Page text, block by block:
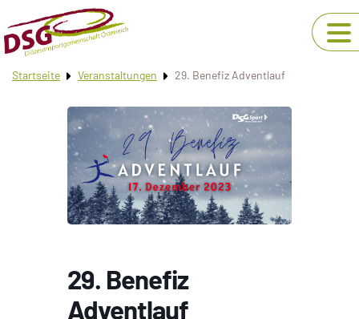
Startseite Veranstaltungen 29. Benefiz Adventlauf
29. Benefiz
Adventlauf